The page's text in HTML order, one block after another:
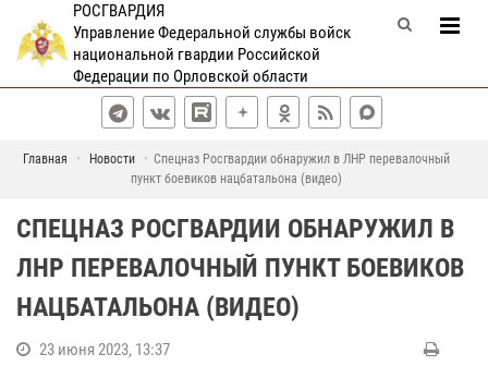
РОСГВАРДИЯ
Управление Федеральной службы войск
национальной гвардии Российской
Федерации по Орловской области
Главная Новости
Спецназ Росгвардии обнаружил в ЛНР перевалочный
пункт боевиков нацбатальона (видео)
СПЕЦНАЗ РОСГВАРДИИ ОБНАРУЖИЛ В
ЛНР ПЕРЕВАЛОЧНЫЙ ПУНКТ БОЕВИКОВ
НАЦБАТАЛЬОНА (ВИДЕО)
23 июня 2023, 13:37